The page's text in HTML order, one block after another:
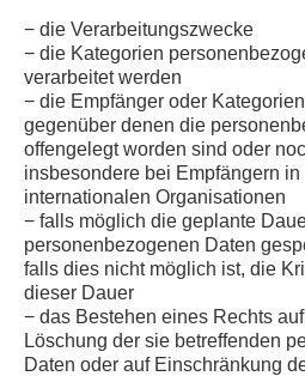
− die Verarbeitungszwecke
− die Kategorien
verarbeitet werden
− die Empfänger oder
gegenüber denen die
offengelegt worden sind oder
insbesondere bei Empfängern
internationalen Organisationen
− falls möglich die geplante
personenbezogenen Daten
falls dies nicht möglich ist, die
dieser Dauer
− das Bestehen eines Rechts
Löschung der sie betreffenden
Daten oder auf Einschränkung